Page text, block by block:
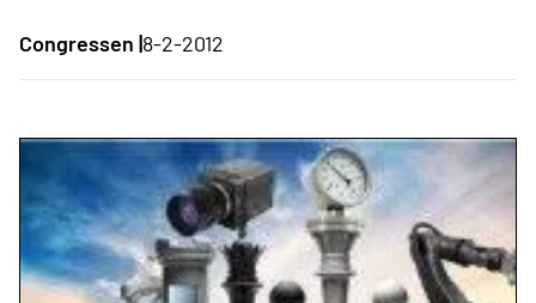
Congressen |8-2-2012